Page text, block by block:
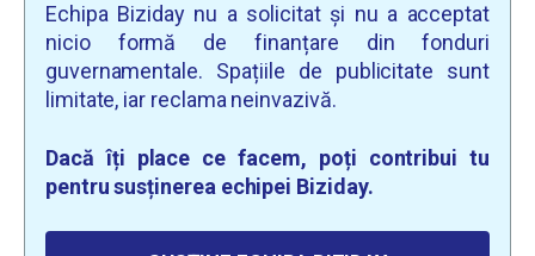
Echipa Biziday nu a solicitat și nu a acceptat
nicio formă de finanțare din fonduri
guvernamentale. Spațiile de publicitate sunt
limitate, iar reclama neinvazivă.
Dacă îți place ce facem, poți contribui tu
pentru susținerea echipei Biziday.